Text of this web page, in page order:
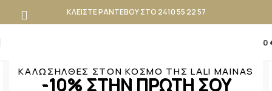
ΚΑΛΩΣΗΛΘΕΣ ΣΤΟΝ ΚΟΣΜΟ ΤΗΣ LALI MAINAS
-10% ΣΤΗΝ ΠΡΩΤΗ ΣΟΥ
ΚΛΕΙΣΤΕ ΡΑΝΤΕΒΟΥ ΣΤΟ 2410 55 22 57
0,00